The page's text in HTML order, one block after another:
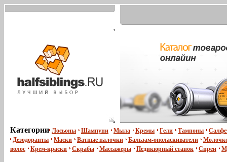
Категории Лосьоны Шампуни Мыла Кремы Гели Тампоны
Дезодоранты
Маски Ватные палочки Бальзам-ополаскиватели
волос
Крем-краски Скрабы Массажеры Педикюрный станок Спреи